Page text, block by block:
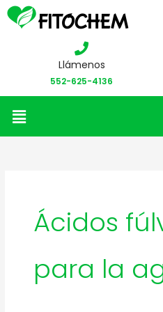
Llámenos
552-625-4136
Menú
Ácidos
para la